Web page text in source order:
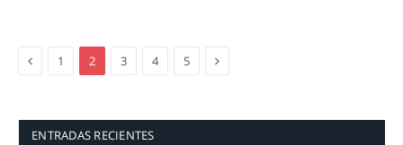
Previous
1 2 3 4 5 Next
ENTRADAS RECIENTES